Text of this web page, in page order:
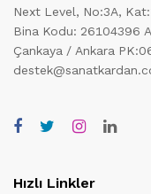
Next Level, No:3A,
Bina Kodu: 26104396
Çankaya / Ankara
Hızlı Linkler